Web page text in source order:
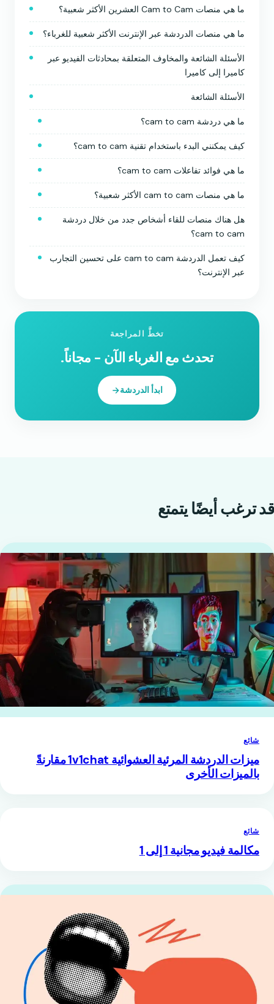
ما هي منصات Cam to Cam العشرين الأكثر شعبية؟
ما هي منصات الدردشة عبر الإنترنت الأكثر شعبية للغرباء؟
الأسئلة الشائعة والمخاوف المتعلقة بمحادثات الفيديو عبر
كاميرا إلى كاميرا
الأسئلة الشائعة
ما هي دردشة cam to cam؟
كيف يمكنني البدء باستخدام تقنية cam to cam؟
ما هي فوائد تفاعلات cam to cam؟
ما هي منصات cam to cam الأكثر شعبية؟
هل هناك منصات للقاء أشخاص جدد من خلال دردشة
cam to cam؟
كيف تعمل الدردشة cam to cam على تحسين التجارب
عبر الإنترنت؟
تخطَّ المراجعة
تحدث مع الغرباء الآن - مجاناً.
ابدأ الدردشة
قد ترغب أيضًا يتمتع
شائع
ميزات الدردشة المرئية العشوائية 1v1chat مقارنةً
بالميزات الأخرى
شائع
مكالمة فيديو مجانية 1 إلى 1